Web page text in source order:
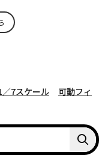
／7スケール
可動フィ